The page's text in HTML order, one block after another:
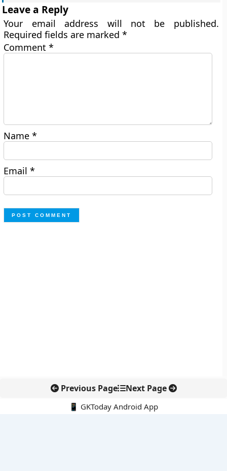
Leave a Reply
Your email address will not be published.
Required fields are marked*
Comment*
Name*
Email*
Previous Page Next Page
📱 GKToday Android App